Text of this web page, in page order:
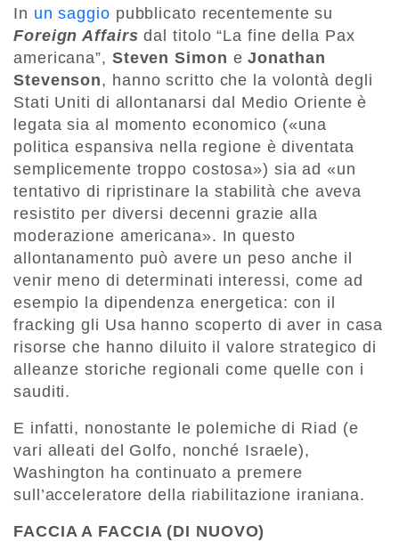
In un saggio pubblicato recentemente su
Foreign Affairs dal titolo “La fine della Pax
americana”, Steven Simon eJonathan
Stevenson, hanno scritto che la volontà degli
Stati Uniti di allontanarsi dal Medio Oriente è
legata sia al momento economico («una
politica espansiva nella regione è diventata
semplicemente troppo costosa») sia ad «un
tentativo di ripristinare la stabilità che aveva
resistito per diversi decenni grazie alla
moderazione americana». In questo
allontanamento può avere un peso anche il
venir meno di determinati interessi, come ad
esempio la dipendenza energetica: con il
fracking gli Usa hanno scoperto di aver in casa
risorse che hanno diluito il valore strategico di
alleanze storiche regionali come quelle con i
sauditi.
E infatti, nonostante le polemiche di Riad (e
vari alleati del Golfo, nonché Israele),
Washington ha continuato a premere
sull’acceleratore della riabilitazione iraniana.
FACCIA A FACCIA (DI NUOVO)